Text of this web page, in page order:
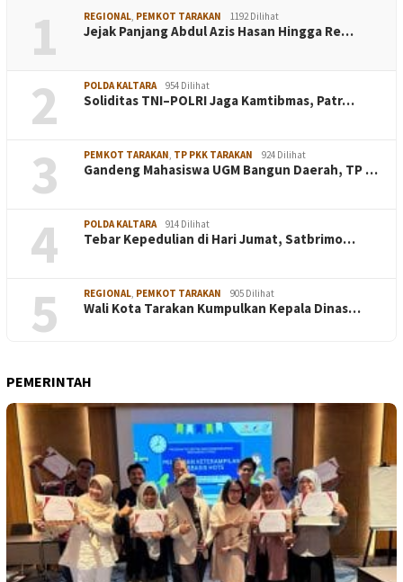
1 REGIONAL PEMKOT TARAKAN 1192 Dilihat
Jejak Panjang Abdul Azis Hasan Hingga Re…
2 POLDA KALTARA 954 Dilihat
Soliditas TNI–POLRI Jaga Kamtibmas, Patr…
3 PEMKOT TARAKAN TP PKK TARAKAN 924 Dilihat
Gandeng Mahasiswa UGM Bangun Daerah, TP …
4 POLDA KALTARA 914 Dilihat
Tebar Kepedulian di Hari Jumat, Satbrimo…
5 REGIONAL PEMKOT TARAKAN 905 Dilihat
Wali Kota Tarakan Kumpulkan Kepala Dinas…
PEMERINTAH